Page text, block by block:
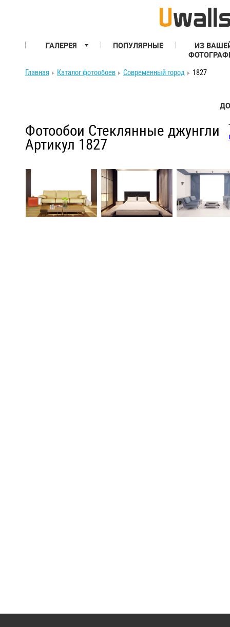
ГАЛЕРЕЯ ПОПУЛЯРНЫЕ
ИЗ
Главная
Каталог фотообоев Современный город 1827
Фотообои Стеклянные джунгли
Артикул 1827